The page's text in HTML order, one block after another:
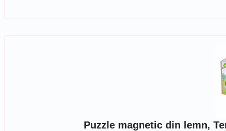
Puzzle magnetic din lemn,